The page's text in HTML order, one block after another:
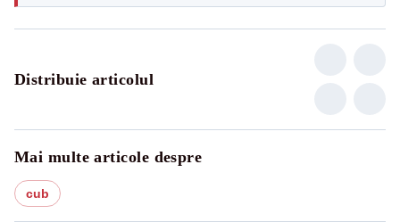
Distribuie articolul
Mai multe articole despre
cub